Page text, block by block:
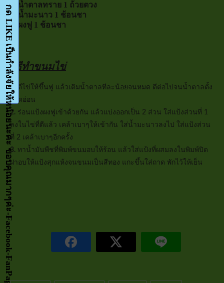
3. น้ำตาลทราย 1 ถ้วยตวง
4. น้ำมะนาว 1 ช้อนชา
5. ผงฟู 1 ช้อนชา
วิธีทำขนมไข่
1.
ตีไข่ให้ขึ้นฟู แล้วเติมน้ำตาลทีละน้อยจนหมด ตีต่อไปจนน้ำตาลตั้ง
ยอดอ่อน
2. ร่อนแป้งผงฟูเข้าด้วยกัน แล้วแบ่งออกเป็น 2 ส่วน ใส่แป้งส่วนที่ 1
ลงในไข่ที่ตีแล้ว เคล้าเบาๆให้เข้ากัน ใส่น้ำมะนาวลงไป ใส่แป้งส่วน
ที่ 2 เคล้าเบาๆอีกครั้ง
3. ทาน้ำมันพืชที่พิมพ์ขนมอบให้ร้อน แล้วใส่แป้งที่ผสมลงในพิมพ์ปิด
ฝาอบให้แป้งสุกแห้งจนขนมเป็นสีทอง แกะขึ้นใส่ถาด พักไว้ให้เย็น
กด LIKE เป็นกำลังจัยให้หน่อยนะคะ ขอบคุณมากๆค่ะ-Facebook-FanPage